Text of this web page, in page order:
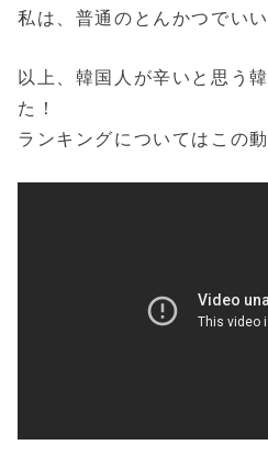
私は、普通のとんかつでい
以上、韓国人が辛いと思う
た！
ランキングについてはこの